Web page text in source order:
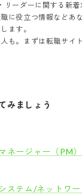
リーダー に関する新
に役立つ情報などあ
ます。
も。まずは転職サイ
みましょう
ネージャー（PM
ステム/ネットワー